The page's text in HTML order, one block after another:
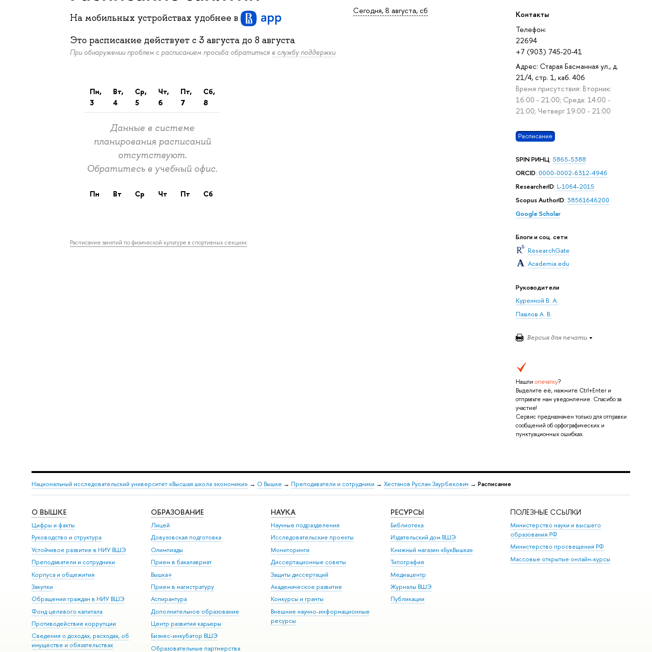
Контакты
Телефон:
22694
+7 (903) 745-20-41
Адрес: Старая Басманная ул., д.
21/4, стр. 1, каб. 406
Время присутствия: Вторник:
16:00 - 21:00; Среда: 14:00 -
21:00; Четверг 19:00 - 21:00
Расписание
SPIN РИНЦ: 5865-5388
ORCID: 0000-0002-6312-4946
ResearcherID: L-1064-2015
Scopus AuthorID: 38561646200
Google Scholar
Блоги и соц. сети
ResearchGate
Academia.edu
Руководители
Куренной В. А.
Павлов А. В.
Версия для печати
Нашли опечатку?
Выделите её, нажмите Ctrl+Enter и
отправьте нам уведомление. Спасибо за
участие!
Сервис предназначен только для отправки
сообщений об орфографических и
пунктуационных ошибках.
Сегодня, 8 августа, сб
На мобильных устройствах удобнеев
Это расписание действует c 3 августа до8 августа
При обнаружении проблем с расписанием просьба обратиться в службу поддержки
пн,
3
вт,
4
ср,
5
чт,
6
пт,
7
сб,
8
Данные в системе
планирования расписаний
отсутствуют.
Обратитесь в учебный офис.
пн вт ср чт пт сб
Расписание занятий по физической культуре в спортивных секциях
Национальный исследовательский университет «Высшая школа экономики» → О Вышке → Преподаватели и сотрудники → Хестанов Руслан Заурбекович → Расписание
О ВЫШКЕ
Цифры и факты
Руководство и структура
Устойчивое развитие в НИУ ВШЭ
Преподаватели и сотрудники
Корпуса и общежития
Закупки
Обращения граждан в НИУ ВШЭ
Фонд целевого капитала
Противодействие коррупции
Сведения о доходах, расходах, об
имуществе и обязательствах
ОБРАЗОВАНИЕ
Лицей
Довузовская подготовка
Олимпиады
Прием в бакалавриат
Вышка+
Прием в магистратуру
Аспирантура
Дополнительное образование
Центр развития карьеры
Бизнес-инкубатор ВШЭ
Образовательные партнерства
НАУКА
Научные подразделения
Исследовательские проекты
Мониторинги
Диссертационные советы
Защиты диссертаций
Академическое развитие
Конкурсы и гранты
Внешние научно-информационные
ресурсы
РЕСУРСЫ
Библиотека
Издательский дом ВШЭ
Книжный магазин «БукВышка»
Типография
Медиацентр
Журналы ВШЭ
Публикации
ПОЛЕЗНЫЕ ССЫЛКИ
Министерство науки и высшего
образования РФ
Министерство просвещения РФ
Массовые открытые онлайн-курсы